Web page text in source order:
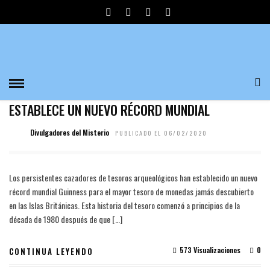
ISLAS BRITANICAS
TESORO DE MONEDAS CELTAS DE 2000 AÑOS
ESTABLECE UN NUEVO RÉCORD MUNDIAL
Divulgadores del Misterio PUBLICADO EL 06/02/2020
Los persistentes cazadores de tesoros arqueológicos han establecido un nuevo
récord mundial Guinness para el mayor tesoro de monedas jamás descubierto
en las Islas Británicas. Esta historia del tesoro comenzó a principios de la
década de 1980 después de que […]
CONTINUA LEYENDO 0
573 Visualizaciones